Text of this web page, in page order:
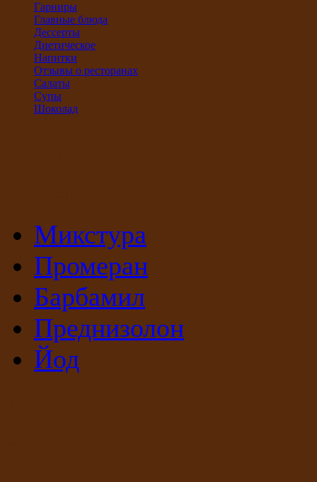
Гарниры
Главные блюда
Дессерты
Диетическое
Напитки
Отзывы о ресторанах
Салаты
Супы
Шоколад
Микстура
Промеран
Барбамил
Преднизолон
Йод